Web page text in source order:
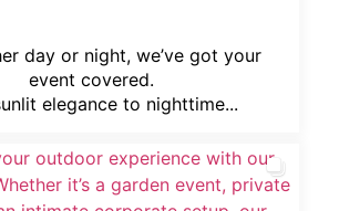
day or night, we’ve got your
event covered.
elegance to nighttime...